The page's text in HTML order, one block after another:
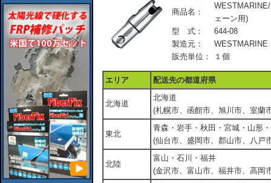
商品名：
ェーン用)
型 式：
644-08
製造元：
WESTMARINE
販売単位：
１個
エリア 配送先の都道府県
北海道
北海道
(札幌市、函館市、旭川市、室蘭
東北
青森・岩手・秋田・宮城・山形
(仙台市、盛岡市、郡山市、八戸
北陸
富山・石川・福井
(金沢市、富山市、福井市、高岡